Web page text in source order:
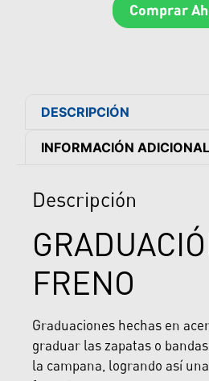
Comprar
DESCRIPCIÓN
INFORMACIÓN ADICIONAL
Descripción
FRENO
Graduaciones hechas en
graduar las zapatas o
la campana, logrando así